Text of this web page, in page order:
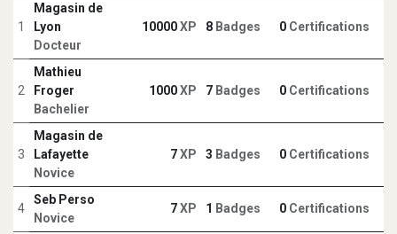
1
Magasin de
Lyon
Docteur
10000 XP 8 Badges 0 Certifications
2
Mathieu
Froger
Bachelier
1000 XP 7 Badges 0 Certifications
3
Magasin de
Lafayette
Novice
7 XP 3 Badges 0 Certifications
4
Seb Perso
Novice
7 XP 1 Badges 0 Certifications